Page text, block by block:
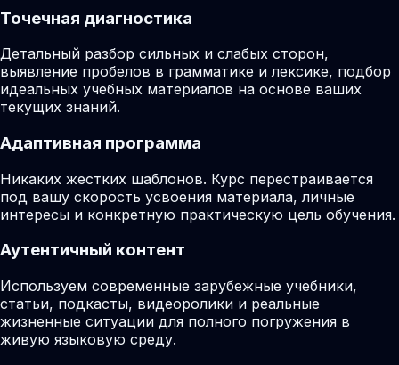
Точечная диагностика
Детальный разбор сильных и слабых сторон,
выявление пробелов в грамматике и лексике, подбор
идеальных учебных материалов на основе ваших
текущих знаний.
Адаптивная программа
Никаких жестких шаблонов. Курс перестраивается
под вашу скорость усвоения материала, личные
интересы и конкретную практическую цель обучения.
Аутентичный контент
Используем современные зарубежные учебники,
статьи, подкасты, видеоролики и реальные
жизненные ситуации для полного погружения в
живую языковую среду.